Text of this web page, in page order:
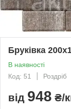
Бруківка
В наявності
Код: 51
Роздріб
від 948 ₴/